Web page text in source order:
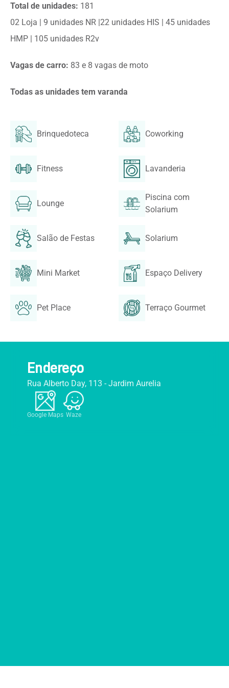
Total de unidades: 181
02 Loja | 9 unidades NR |22 unidades HIS | 45 unidades
HMP | 105 unidades R2v
Vagas de carro: 83 e 8 vagas de moto
Todas as unidades tem varanda
Brinquedoteca Coworking
Fitness Lavanderia
Lounge
Piscina com
Solarium
Salão de Festas Solarium
Mini Market Espaço Delivery
Pet Place Terraço Gourmet
Endereço
Rua Alberto Day, 113 - Jardim Aurelia
Google Maps Waze